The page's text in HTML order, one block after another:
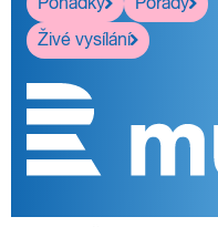
Živé vysílání